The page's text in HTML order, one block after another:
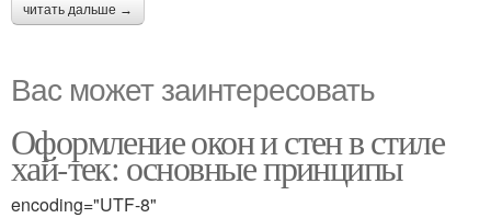
читать дальше →
Вас может заинтересовать
Оформление окон и стен в стиле
хай-тек: основные принципы
encoding="UTF-8"